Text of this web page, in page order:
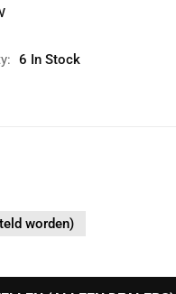
6 In Stock
worden)